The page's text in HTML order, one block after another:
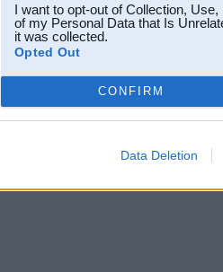
I want to opt-out of Collection,
of my Personal Data that Is
it was collected.
Opted Out
CONFIRM
Data Deletion